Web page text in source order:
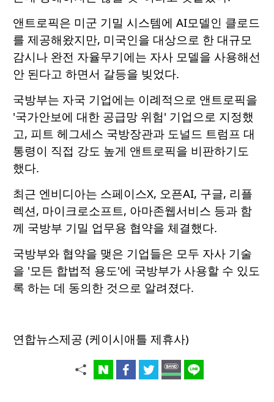
앤트로픽은 미군 기밀 시스템에 AI모델인 클로드
를 제공해왔지만, 미국인을 대상으로 한 대규모
감시나 완전 자율무기에는 자사 모델을 사용해선
안 된다고 하면서 갈등을 빚었다.
국방부는 자국 기업에는 이례적으로 앤트로픽을
'국가안보에 대한 공급망 위험' 기업으로 지정했
고, 피트 헤그세스 국방장관과 도널드 트럼프 대
통령이 직접 강도 높게 앤트로픽을 비판하기도
했다.
최근 엔비디아는 스페이스X, 오픈AI, 구글, 리플
렉션, 마이크로소프트, 아마존웹서비스 등과 함
께 국방부 기밀 업무용 협약을 체결했다.
국방부와 협약을 맺은 기업들은 모두 자사 기술
을 '모든 합법적 용도'에 국방부가 사용할 수 있도
록 하는 데 동의한 것으로 알려졌다.
연합뉴스제공 (케이시애틀 제휴사)